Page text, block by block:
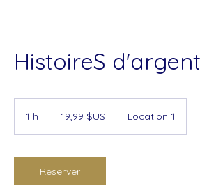
HistoireS d'argent
1 h
Unis
19,99 $US Location 1
Réserver